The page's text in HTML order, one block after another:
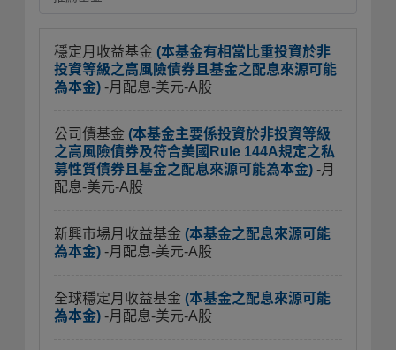
穩定月收益基金 (本基金有相當比重投資於非
投資等級之高風險債券且基金之配息來源可能
為本金) -月配息-美元-A股
公司債基金 (本基金主要係投資於非投資等級
之高風險債券及符合美國Rule 144A規定之私
募性質債券且基金之配息來源可能為本金) -月
配息-美元-A股
新興市場月收益基金 (本基金之配息來源可能
為本金) -月配息-美元-A股
全球穩定月收益基金 (本基金之配息來源可能
為本金) -月配息-美元-A股